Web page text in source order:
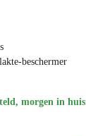
beschermer
morgen in huis